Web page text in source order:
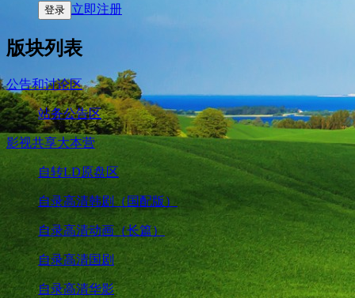
登录 立即注册
版块列表
公告和讨论区
站务公告区
影视共享大本营
自转LD原盘区
自录高清韩剧（国配版）
自录高清动画（长篇）
自录高清国剧
自录高清华影